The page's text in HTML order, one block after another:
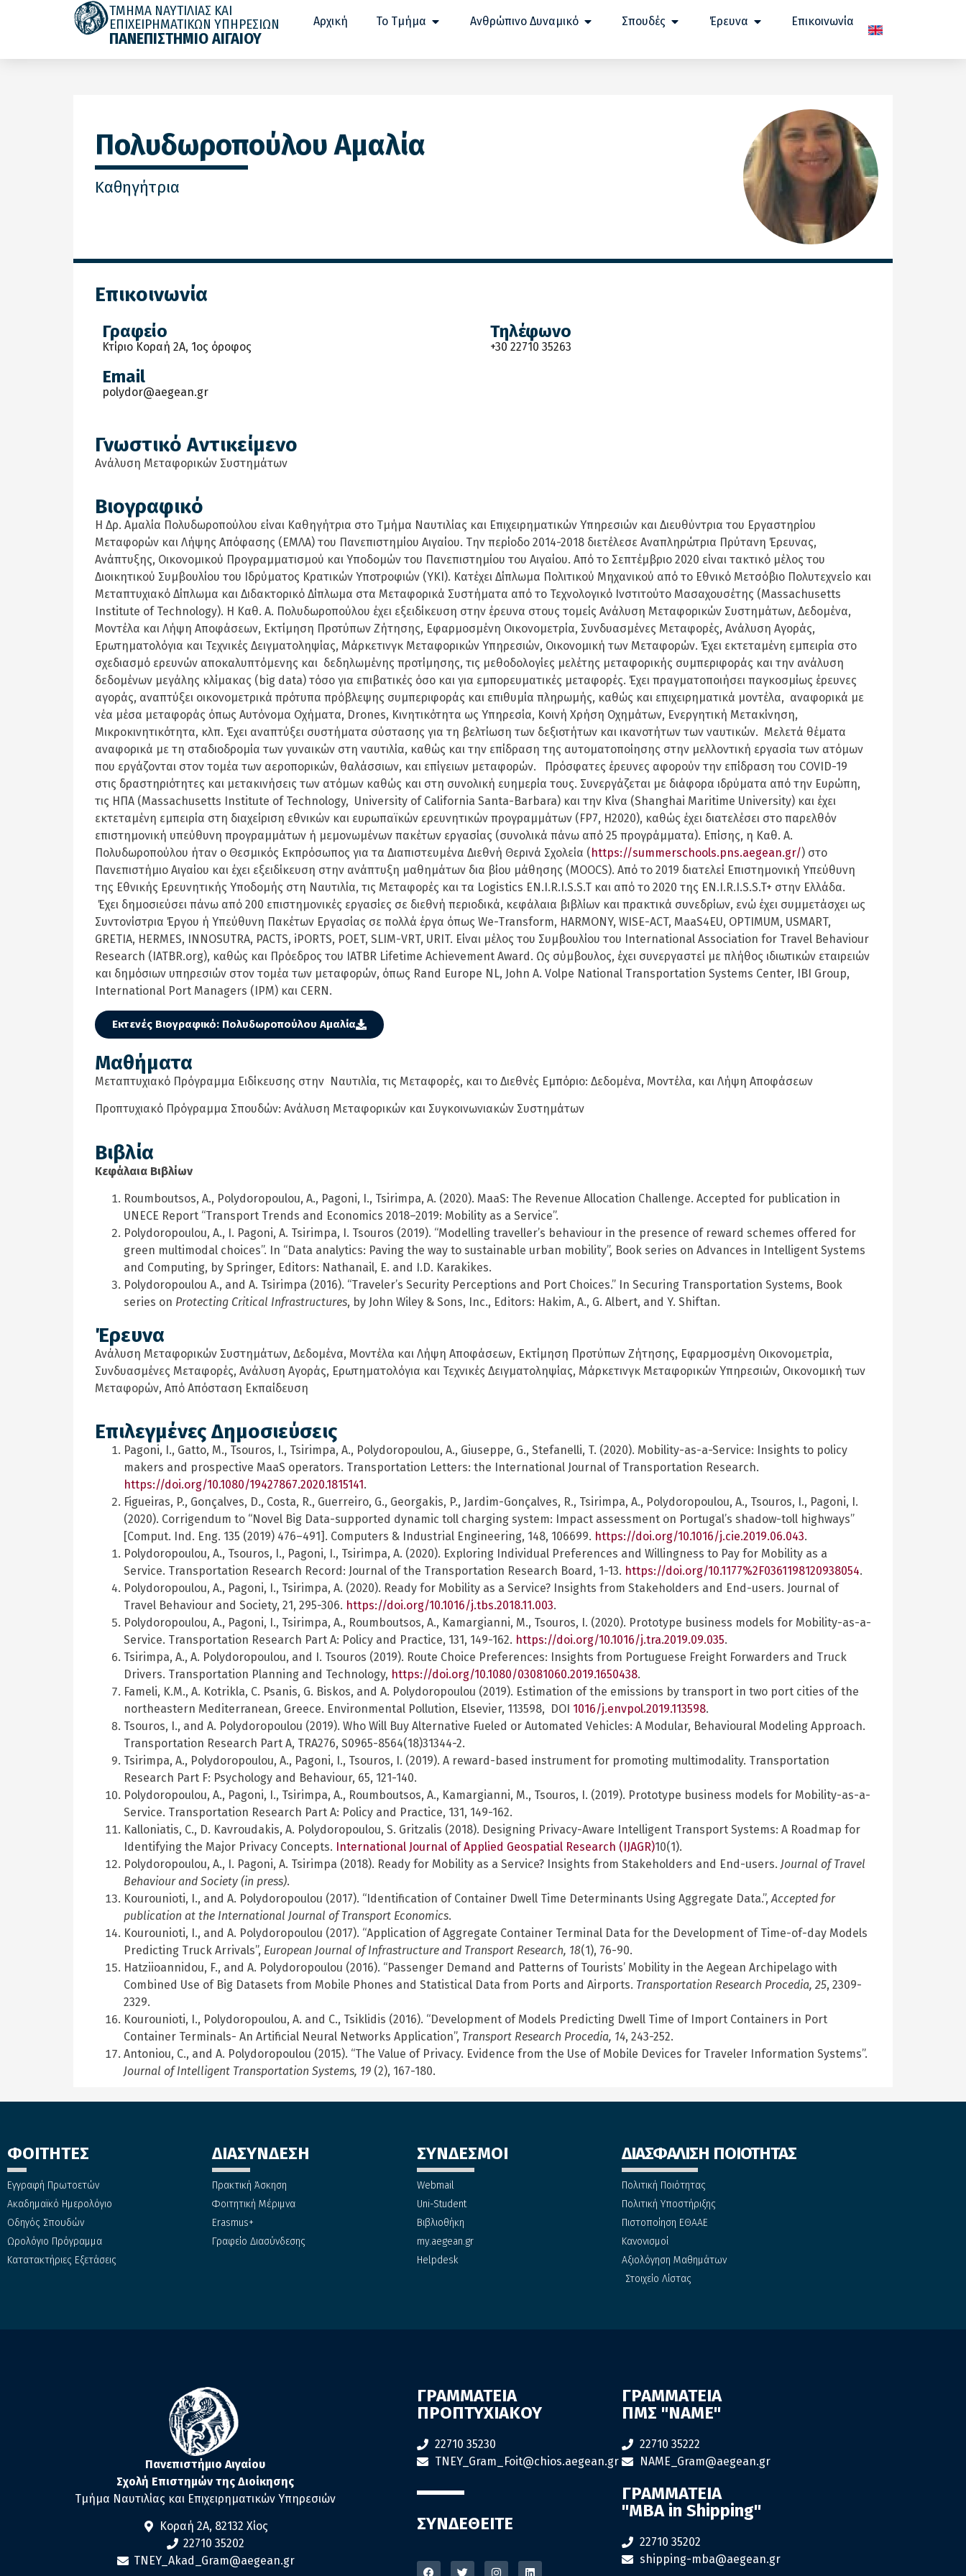
ΤΜΗΜΑ ΝΑΥΤΙΛΙΑΣ ΚΑΙ
ΕΠΙΧΕΙΡΗΜΑΤΙΚΩΝ ΥΠΗΡΕΣΙΩΝ
ΠΑΝΕΠΙΣΤΗΜΙΟ ΑΙΓΑΙΟΥ
Αρχική Το Τμήμα Ανθρώπινο Δυναμικό Σπουδές Έρευνα Επικοινωνία
Πολυδωροπούλου Αμαλία
Καθηγήτρια
Επικοινωνία
Γραφείο
Κτίριο Kοραή 2Α, 1ος όροφος
Email
polydor@aegean.gr
Τηλέφωνο
+30 22710 35263
Γνωστικό Αντικείμενο
Ανάλυση Μεταφορικών Συστημάτων
Βιογραφικό
H Δρ. Αμαλία Πολυδωροπούλου είναι Καθηγήτρια στο Τμήμα Ναυτιλίας και Επιχειρηματικών Υπηρεσιών και Διευθύντρια του Εργαστηρίου
Μεταφορών και Λήψης Απόφασης (ΕΜΛΑ) του Πανεπιστημίου Αιγαίου. Την περίοδο 2014-2018 διετέλεσε Αναπληρώτρια Πρύτανη Έρευνας,
Ανάπτυξης, Οικονομικού Προγραμματισμού και Υποδομών του Πανεπιστημίου του Αιγαίου. Από το Σεπτέμβριο 2020 είναι τακτικό μέλος του
Διοικητικού Συμβουλίου του Ιδρύματος Κρατικών Υποτροφιών (ΥΚΙ). Κατέχει Δίπλωμα Πολιτικού Μηχανικού από το Εθνικό Μετσόβιο Πολυτεχνείο και
Μεταπτυχιακό Δίπλωμα και Διδακτορικό Δίπλωμα στα Μεταφορικά Συστήματα από το Τεχνολογικό Ινστιτούτο Μασαχουσέτης (Massachusetts
Institute of Technology). Η Καθ. Α. Πολυδωροπούλου έχει εξειδίκευση στην έρευνα στους τομείς Ανάλυση Μεταφορικών Συστημάτων, Δεδομένα,
Μοντέλα και Λήψη Αποφάσεων, Εκτίμηση Προτύπων Ζήτησης, Εφαρμοσμένη Οικονομετρία, Συνδυασμένες Μεταφορές, Ανάλυση Αγοράς,
Ερωτηματολόγια και Τεχνικές Δειγματοληψίας, Μάρκετινγκ Μεταφορικών Υπηρεσιών, Οικονομική των Μεταφορών. Έχει εκτεταμένη εμπειρία στο
σχεδιασμό ερευνών αποκαλυπτόμενης και δεδηλωμένης προτίμησης, τις μεθοδολογίες μελέτης μεταφορικής συμπεριφοράς και την ανάλυση
δεδομένων μεγάλης κλίμακας (big data) τόσο για επιβατικές όσο και για εμπορευματικές μεταφορές. Έχει πραγματοποιήσει παγκοσμίως έρευνες
αγοράς, αναπτύξει οικονομετρικά πρότυπα πρόβλεψης συμπεριφοράς και επιθυμία πληρωμής, καθώς και επιχειρηματικά μοντέλα, αναφορικά με
νέα μέσα μεταφοράς όπως Αυτόνομα Οχήματα, Drones, Κινητικότητα ως Υπηρεσία, Κοινή Χρήση Οχημάτων, Ενεργητική Μετακίνηση,
Μικροκινητικότητα, κλπ. Έχει αναπτύξει συστήματα σύστασης για τη βελτίωση των δεξιοτήτων και ικανοτήτων των ναυτικών. Μελετά θέματα
αναφορικά με τη σταδιοδρομία των γυναικών στη ναυτιλία, καθώς και την επίδραση της αυτοματοποίησης στην μελλοντική εργασία των ατόμων
που εργάζονται στον τομέα των αεροπορικών, θαλάσσιων, και επίγειων μεταφορών. Πρόσφατες έρευνες αφορούν την επίδραση του COVID-19
στις δραστηριότητες και μετακινήσεις των ατόμων καθώς και στη συνολική ευημερία τους. Συνεργάζεται με διάφορα ιδρύματα από την Ευρώπη,
τις ΗΠΑ (Massachusetts Institute of Technology, University of California Santa-Barbara) και την Κίνα (Shanghai Maritime University) και έχει
εκτεταμένη εμπειρία στη διαχείριση εθνικών και ευρωπαϊκών ερευνητικών προγραμμάτων (FP7, H2020), καθώς έχει διατελέσει στο παρελθόν
επιστημονική υπεύθυνη προγραμμάτων ή μεμονωμένων πακέτων εργασίας (συνολικά πάνω από 25 προγράμματα). Επίσης, η Καθ. Α.
Πολυδωροπούλου ήταν ο Θεσμικός Εκπρόσωπος για τα Διαπιστευμένα Διεθνή Θερινά Σχολεία ( https://summerschools.pns.aegean.gr/) στο
Πανεπιστήμιο Αιγαίου και έχει εξειδίκευση στην ανάπτυξη μαθημάτων δια βίου μάθησης (MOOCS). Από το 2019 διατελεί Επιστημονική Υπεύθυνη
της Εθνικής Ερευνητικής Υποδομής στη Ναυτιλία, τις Μεταφορές και τα Logistics EN.I.R.I.S.S.T και από το 2020 της EN.I.R.I.S.S.T+ στην Ελλάδα.
Έχει δημοσιεύσει πάνω από 200 επιστημονικές εργασίες σε διεθνή περιοδικά, κεφάλαια βιβλίων και πρακτικά συνεδρίων, ενώ έχει συμμετάσχει ως
Συντονίστρια Έργου ή Υπεύθυνη Πακέτων Εργασίας σε πολλά έργα όπως We-Transform, HARMONY, WISE-ACT, MaaS4EU, OPTIMUM, USMART,
GRETIA, HERMES, INNOSUTRA, PACTS, iPORTS, POET, SLIM-VRT, URIT. Είναι μέλος του Συμβουλίου του International Association for Travel Behaviour
Research (IATBR.org), καθώς και Πρόεδρος του IATBR Lifetime Achievement Award. Ως σύμβουλος, έχει συνεργαστεί με πλήθος ιδιωτικών εταιρειών
και δημόσιων υπηρεσιών στον τομέα των μεταφορών, όπως Rand Europe NL, John A. Volpe National Transportation Systems Center, IBI Group,
International Port Managers (IPM) και CERN.
Εκτενές Βιογραφικό: Πολυδωροπούλου Αμαλία
Μαθήματα
Μεταπτυχιακό Πρόγραμμα Ειδίκευσης στην Ναυτιλία, τις Μεταφορές, και το Διεθνές Εμπόριo: Δεδομένα, Μοντέλα, και Λήψη Αποφάσεων
Προπτυχιακό Πρόγραμμα Σπουδών: Ανάλυση Μεταφορικών και Συγκοινωνιακών Συστημάτων
Βιβλία
Κεφάλαια Βιβλίων
Roumboutsos, A., Polydoropoulou, A., Pagoni, I., Tsirimpa, A. (2020). MaaS: The Revenue Allocation Challenge. Accepted for publication in
UNECE Report “Transport Trends and Economics 2018–2019: Mobility as a Service”.
Polydoropoulou, A., I. Pagoni, A. Tsirimpa, I. Tsouros (2019). “Modelling traveller’s behaviour in the presence of reward schemes offered for
green multimodal choices”. In “Data analytics: Paving the way to sustainable urban mobility”, Book series on Advances in Intelligent Systems
and Computing, by Springer, Editors: Nathanail, E. and I.D. Karakikes.
Polydoropoulou A., and A. Tsirimpa (2016). “Traveler’s Security Perceptions and Port Choices.” In Securing Transportation Systems, Book
series on Protecting Critical Infrastructures, by John Wiley & Sons, Inc., Editors: Hakim, A., G. Albert, and Y. Shiftan.
Έρευνα
Ανάλυση Μεταφορικών Συστημάτων, Δεδομένα, Μοντέλα και Λήψη Αποφάσεων, Εκτίμηση Προτύπων Ζήτησης, Εφαρμοσμένη Οικονομετρία,
Συνδυασμένες Μεταφορές, Ανάλυση Αγοράς, Ερωτηματολόγια και Τεχνικές Δειγματοληψίας, Μάρκετινγκ Μεταφορικών Υπηρεσιών, Οικονομική των
Μεταφορών, Από Απόσταση Εκπαίδευση
Επιλεγμένες Δημοσιεύσεις
Pagoni, I., Gatto, M., Tsouros, I., Tsirimpa, A., Polydoropoulou, A., Giuseppe, G., Stefanelli, T. (2020). Mobility-as-a-Service: Insights to policy
makers and prospective MaaS operators. Transportation Letters: the International Journal of Transportation Research.
https://doi.org/10.1080/19427867.2020.1815141 .
Figueiras, P., Gonçalves, D., Costa, R., Guerreiro, G., Georgakis, P., Jardim-Gonçalves, R., Tsirimpa, A., Polydoropoulou, A., Tsouros, I., Pagoni, I.
(2020). Corrigendum to “Novel Big Data-supported dynamic toll charging system: Impact assessment on Portugal’s shadow-toll highways”
[Comput. Ind. Eng. 135 (2019) 476–491]. Computers & Industrial Engineering, 148, 106699. https://doi.org/10.1016/j.cie.2019.06.043.
Polydoropoulou, A., Tsouros, I., Pagoni, I., Tsirimpa, A. (2020). Exploring Individual Preferences and Willingness to Pay for Mobility as a
Service. Transportation Research Record: Journal of the Transportation Research Board, 1-13. https://doi.org/10.1177%2F0361198120938054.
Polydoropoulou, A., Pagoni, I., Tsirimpa, A. (2020). Ready for Mobility as a Service? Insights from Stakeholders and End-users. Journal of
Travel Behaviour and Society, 21, 295-306. https://doi.org/10.1016/j.tbs.2018.11.003.
Polydoropoulou, A., Pagoni, I., Tsirimpa, A., Roumboutsos, A., Kamargianni, M., Tsouros, I. (2020). Prototype business models for Mobility-as-a-
Service. Transportation Research Part A: Policy and Practice, 131, 149-162. https://doi.org/10.1016/j.tra.2019.09.035.
Tsirimpa, A., A. Polydoropoulou, and I. Tsouros (2019). Route Choice Preferences: Insights from Portuguese Freight Forwarders and Truck
Drivers. Transportation Planning and Technology, https://doi.org/10.1080/03081060.2019.1650438.
Fameli, K.M., A. Kotrikla, C. Psanis, G. Biskos, and A. Polydoropoulou (2019). Estimation of the emissions by transport in two port cities of the
northeastern Mediterranean, Greece. Environmental Pollution, Elsevier, 113598, DOI 1016/j.envpol.2019.113598.
Tsouros, I., and A. Polydoropoulou (2019). Who Will Buy Alternative Fueled or Automated Vehicles: A Modular, Behavioural Modeling Approach.
Transportation Research Part A, TRA276, S0965-8564(18)31344-2.
Tsirimpa, A., Polydoropoulou, A., Pagoni, I., Tsouros, I. (2019). A reward-based instrument for promoting multimodality. Transportation
Research Part F: Psychology and Behaviour, 65, 121-140.
Polydoropoulou, A., Pagoni, I., Tsirimpa, A., Roumboutsos, A., Kamargianni, M., Tsouros, I. (2019). Prototype business models for Mobility-as-a-
Service. Transportation Research Part A: Policy and Practice, 131, 149-162.
Kalloniatis, C., D. Kavroudakis, A. Polydoropoulou, S. Gritzalis (2018). Designing Privacy-Aware Intelligent Transport Systems: A Roadmap for
Identifying the Major Privacy Concepts.
International Journal of Applied Geospatial Research (IJAGR)10(1).
Polydoropoulou, A., I. Pagoni, A. Tsirimpa (2018). Ready for Mobility as a Service? Insights from Stakeholders and End-users. Journal of Travel
Behaviour and Society (in press).
Kourounioti, I., and A. Polydoropoulou (2017). “Identification of Container Dwell Time Determinants Using Aggregate Data.”,Accepted for
publication at the International Journal of Transport Economics.
Kourounioti, I., and A. Polydoropoulou (2017). “Application of Aggregate Container Terminal Data for the Development of Time-of-day Models
Predicting Truck Arrivals”, European Journal of Infrastructure and Transport Research, 18(1), 76-90.
Hatziioannidou, F., and A. Polydoropoulou (2016). “Passenger Demand and Patterns of Tourists’ Mobility in the Aegean Archipelago with
Combined Use of Big Datasets from Mobile Phones and Statistical Data from Ports and Airports. Transportation Research Procedia, 25, 2309-
2329.
Kourounioti, I., Polydoropoulou, A. and C., Tsiklidis (2016). “Development of Models Predicting Dwell Time of Import Containers in Port
Container Terminals- An Artificial Neural Networks Application”, Transport Research Procedia, 14, 243-252.
Antoniou, C., and A. Polydoropoulou (2015). “The Value of Privacy. Evidence from the Use of Mobile Devices for Traveler Information Systems”.
Journal of Intelligent Transportation Systems, 19 (2), 167-180.
ΦΟΙΤΗΤΕΣ
Εγγραφή Πρωτοετών
Ακαδημαϊκό Ημερολόγιο
Οδηγός Σπουδών
Ωρολόγιο Πρόγραμμα
Κατατακτήριες Εξετάσεις
ΔΙΑΣΥΝΔΕΣΗ
Πρακτική Άσκηση
Φοιτητική Μέριμνα
Erasmus+
Γραφείο Διασύνδεσης
ΣΥΝΔΕΣΜΟΙ
Webmail
Uni-Student
Βιβλιοθήκη
my.aegean.gr
Helpdesk
ΔΙΑΣΦΑΛΙΣΗ ΠΟΙΟΤΗΤΑΣ
Πολιτική Ποιότητας
Πολιτική Υποστήριξης
Πιστοποίηση ΕΘΑΑΕ
Κανονισμοί
Αξιολόγηση Μαθημάτων
Στοιχείο Λίστας
Πανεπιστήμιο Αιγαίου
Σχολή Επιστημών της Διοίκησης
Τμήμα Ναυτιλίας και Επιχειρηματικών Υπηρεσιών
Κοραή 2Α, 82132 Χίος
22710 35202
TNEY_Akad_Gram@aegean.gr
ΓΡΑΜΜΑΤΕΙΑ
ΠΡΟΠΤΥΧΙΑΚΟΥ
22710 35230
TNEY_Gram_Foit@chios.aegean.gr
ΣΥΝΔΕΘΕΙΤΕ
ΓΡΑΜΜΑΤΕΙΑ
ΠΜΣ "ΝΑΜΕ"
22710 35222
NAME_Gram@aegean.gr
ΓΡΑΜΜΑΤΕΙΑ
"MBA in Shipping"
22710 35202
shipping-mba@aegean.gr